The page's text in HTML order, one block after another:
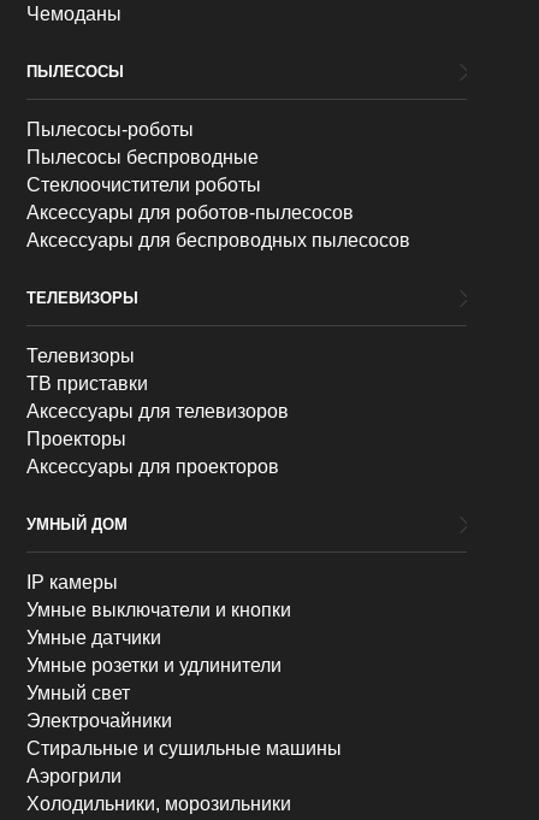
Чемоданы
ПЫЛЕСОСЫ
Пылесосы-роботы
Пылесосы беспроводные
Стеклоочистители роботы
Аксессуары для роботов-пылесосов
Аксессуары для беспроводных пылесосов
ТЕЛЕВИЗОРЫ
Телевизоры
ТВ приставки
Аксессуары для телевизоров
Проекторы
Аксессуары для проекторов
УМНЫЙ ДОМ
IP камеры
Умные выключатели и кнопки
Умные датчики
Умные розетки и удлинители
Умный свет
Электрочайники
Стиральные и сушильные машины
Аэрогрили
Холодильники, морозильники